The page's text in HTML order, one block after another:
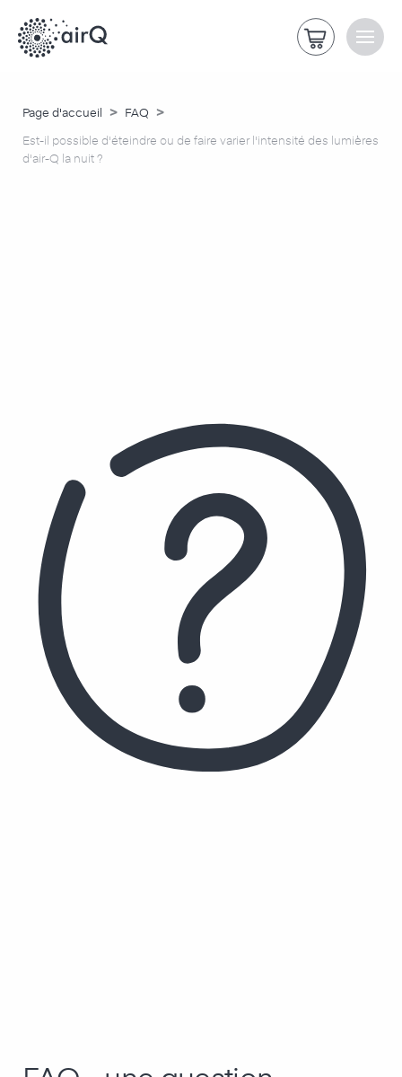
Page d'accueil > FAQ >
Est-il possible d'éteindre ou de faire varier l'intensité des lumières
d'air-Q la nuit ?